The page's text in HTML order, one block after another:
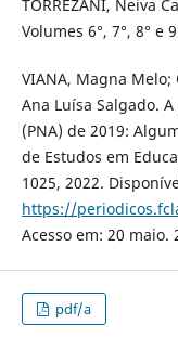
TORREZANI, Neiva
Volumes 6°, 7°, 8° e
VIANA, Magna Melo;
Ana Luísa Salgado.
(PNA) de 2019:
de Estudos em
1025, 2022.
https://
Acesso em: 20 maio.
pdf/a